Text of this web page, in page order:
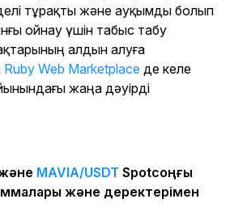
тұрақты және ауқымды болып
ойнау үшін табыс табу
алдын алуға
Ruby Web Marketplace де келе
жаңа дәуірді
MAVIA/USDT Spotсоңғы
және деректерімен